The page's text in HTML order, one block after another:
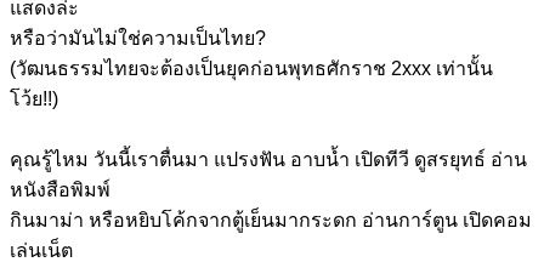
แสดงล่ะ
หรือว่ามันไม่ใช่ความเป็นไทย?
(วัฒนธรรมไทยจะต้องเป็นยุคก่อนพุทธศักราช 2xxx เท่านั้น
โว้ย!!)
คุณรู้ไหม วันนี้เราตื่นมา แปรงฟัน อาบน้ำ เปิดทีวี ดูสรยุทธ์ อ่าน
หนังสือพิมพ์
กินมาม่า หรือหยิบโค้กจากตู้เย็นมากระดก อ่านการ์ตูน เปิดคอม
เล่นเน็ต